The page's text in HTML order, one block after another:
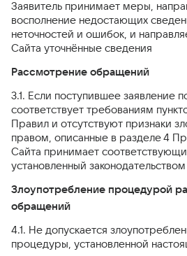
Заявитель принимает меры,
восполнение недостающих
неточностей и ошибок, и
Сайта уточнённые сведения
Рассмотрение обращений
3.1. Если поступившее заявление
соответствует требованиям
Правил и отсутствуют признаки
правом, описанные в разделе 4
Сайта принимает
установленный
Злоупотребление процедурой
обращений
4.1. Не допускается
процедуры, установленной